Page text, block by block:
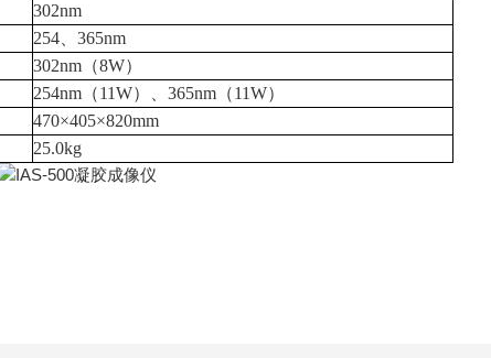
302nm
254、365nm
302nm（8W）
254nm（11W）、365nm（11W）
470×405×820mm
25.0kg